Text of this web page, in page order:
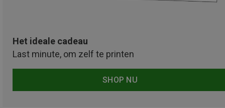
Het ideale cadeau
Last minute, om zelf te printen
SHOP NU